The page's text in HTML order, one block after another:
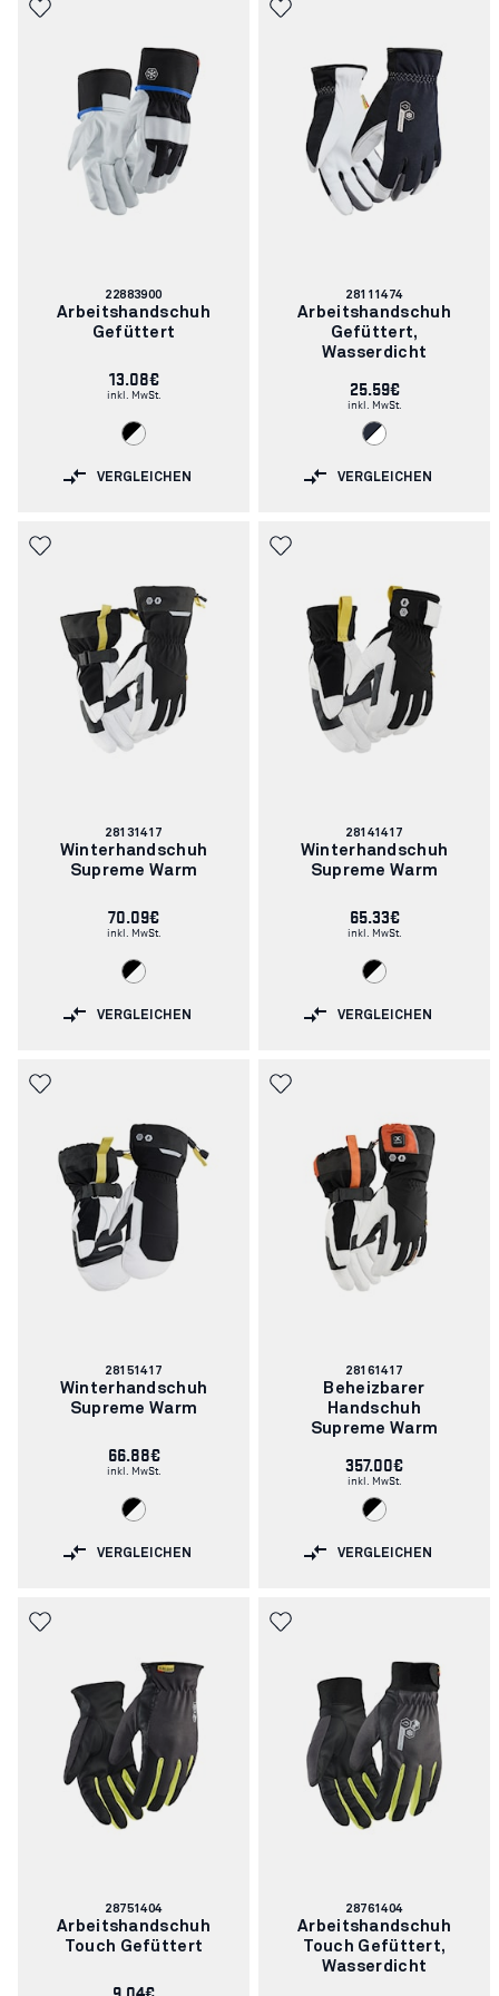
Artikelnummer:
22883900
Arbeitshandschuh
Gefüttert
13.08€
inkl. MwSt.
VERGLEICHEN
Artikelnummer:
28111474
Arbeitshandschuh
Gefüttert,
Wasserdicht
25.59€
inkl. MwSt.
VERGLEICHEN
Artikelnummer:
28131417
Winterhandschuh
Supreme Warm
70.09€
inkl. MwSt.
VERGLEICHEN
Artikelnummer:
28141417
Winterhandschuh
Supreme Warm
65.33€
inkl. MwSt.
VERGLEICHEN
Artikelnummer:
28151417
Winterhandschuh
Supreme Warm
66.88€
inkl. MwSt.
VERGLEICHEN
Artikelnummer:
28161417
Beheizbarer
Handschuh
Supreme Warm
357.00€
inkl. MwSt.
VERGLEICHEN
Artikelnummer:
28751404
Arbeitshandschuh
Touch Gefüttert
Artikelnummer:
28761404
Arbeitshandschuh
Touch Gefüttert,
Wasserdicht